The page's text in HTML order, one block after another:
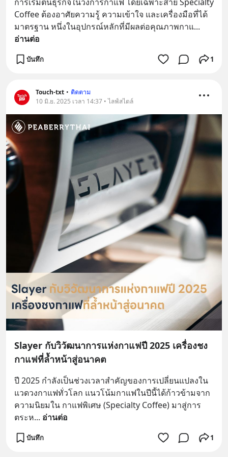
Coffee ต้องอาศัยความรู้ ความเข้าใจ และเครื่องมือที่ได้
มาตรฐาน หนึ่งในอุปกรณ์หลักที่มีผลต่อคุณภาพกาแ
อ่านต่อ
บันทึก 1
Touch-txt • ติดตาม
10 มิ.ย. 2025 เวลา 14:37 • ไลฟ์สไตล์
Slayer กับวิวัฒนาการแห่งกาแฟปี 2025 เครื่องชง
กาแฟที่ล้ำหน้าสู่อนาคต
ปี 2025 กำลังเป็นช่วงเวลาสำคัญของการเปลี่ยนแปลงใน
แวดวงกาแฟทั่วโลก แนวโน้มกาแฟในปีนี้ได้ก้าวข้ามจาก
ความนิยมใน กาแฟพิเศษ (Specialty Coffee) มาสู่การ
ตระห... อ่านต่อ
บันทึก 1